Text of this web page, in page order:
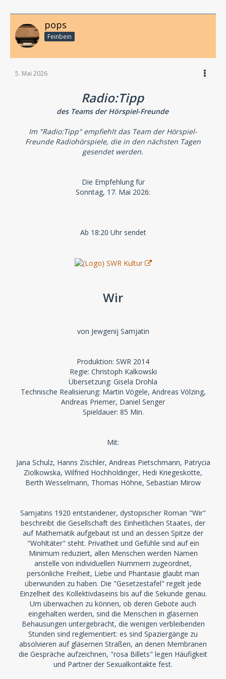
pops
Feinbein
5. Mai 2026
Radio:Tipp
des Teams der Hörspiel-Freunde
Im "Radio:Tipp" empfiehlt das Team der Hörspiel-
Freunde Radiohörspiele, die in den nächsten Tagen
gesendet werden.
Die Empfehlung für
Sonntag, 17. Mai 2026:
Ab 18:20 Uhr sendet
Wir
von Jewgenij Samjatin
Produktion: SWR 2014
Regie: Christoph Kalkowski
Übersetzung: Gisela Drohla
Technische Realisierung: Martin Vögele, Andreas Völzing,
Andreas Priemer, Daniel Senger
Spieldauer: 85 Min.
Mit:
Jana Schulz, Hanns Zischler, Andreas Pietschmann, Patrycia
Ziolkowska, Wilfried Hochholdinger, Hedi Kriegeskotte,
Berth Wesselmann, Thomas Höhne, Sebastian Mirow
Samjatins 1920 entstandener, dystopischer Roman "Wir"
beschreibt die Gesellschaft des Einheitlichen Staates, der
auf Mathematik aufgebaut ist und an dessen Spitze der
"Wohltäter" steht. Privatheit und Gefühle sind auf ein
Minimum reduziert, allen Menschen werden Namen
anstelle von individuellen Nummern zugeordnet,
persönliche Freiheit, Liebe und Phantasie glaubt man
überwunden zu haben. Die "Gesetzestafel" regelt jede
Einzelheit des Kollektivdaseins bis auf die Sekunde genau.
Um überwachen zu können, ob deren Gebote auch
eingehalten werden, sind die Menschen in gläsernen
Behausungen untergebracht, die wenigen verbleibenden
Stunden sind reglementiert: es sind Spaziergänge zu
absolvieren auf gläsernen Straßen, an denen Membranen
die Gespräche aufzeichnen, "rosa Billets" legen Häufigkeit
und Partner der Sexualkontakte fest.